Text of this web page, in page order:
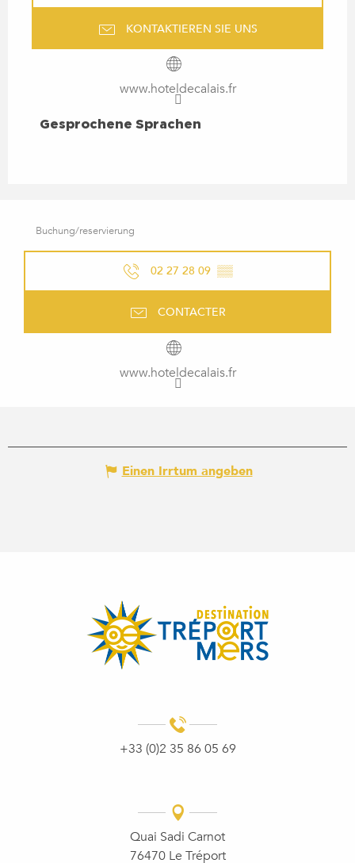
KONTAKTIEREN SIE UNS
www.hoteldecalais.fr
GESPROCHENE SPRACHEN
Gesprochene Sprachen
Buchung/reservierung
02 27 28 09 ▒▒
CONTACTER
www.hoteldecalais.fr
Einen Irrtum angeben
+33 (0)2 35 86 05 69
Quai Sadi Carnot
76470 Le Tréport